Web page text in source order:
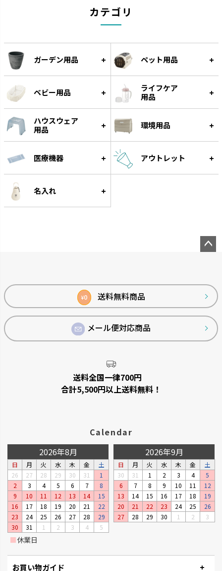
ナーフドッグ
愛犬と一緒に遊べるコミュニケ
トンカ
タイヤ素材で大満足の噛みごた
えです。
グルー
遊びながらフードをゆっくり食
べられる知遊玩具です。
カテゴリ
ガーデン用品 ペット用品
ベビー用品
ライフケア
用品
ハウスウェア
用品
環境用品
医療機器 アウトレット
名入れ
¥0 送料無料商品
メール便対応商品
送料全国一律700円
合計5,500円以上送料無料！
Calendar
2026年8月
日 月 火 水 木 金
土
26
27 28 29 30 31
1
2
3 4 5 6 7
8
9
10 11 12 13 14
15
16
17 18 19 20 21
22
23
24 25 26 27 28
29
30
31 1 2 3 4 5
2026年9月
日 月 火 水 木 金
土
30
31 1 2 3 4
5
6
7 8 9 10 11
12
13
14 15 16 17 18
19
20
21 22 23 24 25
26
27
28 29 30 1 2 3
■休業日
お買い物ガイド
ップ
へ